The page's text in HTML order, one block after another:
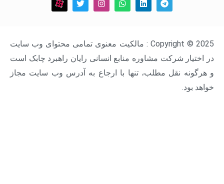
Copyright © 2025 : مالکیت معنوی تمامی محتوای وب سایت
اختیار شرکت مشاوره منابع انسانی رایان راهبرد چابک است
هرگونه نقل مطلب، تنها با ارجاع به آدرس وب سایت مجاز
بود.